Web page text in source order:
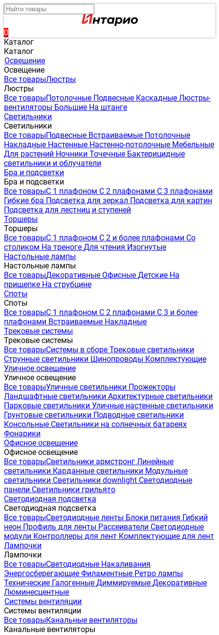
0
Каталог
Каталог
Освещение
Освещение
Все товарыЛюстры
Люстры
Все товарыПотолочные Подвесные Каскадные Люстры-
вентиляторы Большие На штанге
Светильники
Светильники
Все товарыПодвесные Встраиваемые Потолочные
Накладные Настенные Настенно-потолочные Мебельные
Для растений Ночники Точечные Бактерицидные
светильники и облучатели
Бра и подсветки
Бра и подсветки
Все товарыС 1 плафоном С 2 плафонами С 3 плафонами
Гибкие бра Подсветка для зеркал Подсветка для картин
Подсветка для лестниц и ступеней
Торшеры
Торшеры
Все товарыС 1 плафоном С 2 и более плафонами Со
столиком На треноге Для чтения Изогнутые
Настольные лампы
Настольные лампы
Все товарыДекоративные Офисные Детские На
прищепке На струбцине
Споты
Споты
Все товарыС 1 плафоном С 2 плафонами С 3 и более
плафонами Встраиваемые Накладные
Трековые системы
Трековые системы
Все товарыСистемы в сборе Трековые светильники
Струнные светильники Шинопроводы Комплектующие
Уличное освещение
Уличное освещение
Все товарыУличные светильники Прожекторы
Ландшафтные светильники Архитектурные светильники
Парковые светильники Уличные настенные светильники
Грунтовые светильники Подводные светильники
Консольные Светильники на солнечных батареях
Фонарики
Офисное освещение
Офисное освещение
Все товарыСветильники армстронг Линейные
светильники Карданные светильники Модульные
светильники Светильники downlight Светодиодные
панели Светильники грильято
Светодиодная подсветка
Светодиодная подсветка
Все товарыСветодиодные ленты Блоки питания Гибкий
неон Профиль для ленты Рассеиватели Светодиодные
модули Контроллеры для лент Комплектующие для лент
Лампочки
Лампочки
Все товарыСветодиодные Накаливания
Энергосберегающие Филаментные Ретро лампы
Технические Галогенные Диммируемые Декоративные
Люминесцентные
Системы вентиляции
Системы вентиляции
Все товарыКанальные вентиляторы
Канальные вентиляторы